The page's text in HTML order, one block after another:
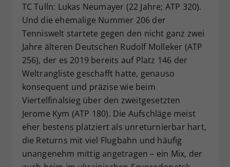
TC Tulln: Lukas Neumayer (22 Jahre; ATP 320).
Und die ehemalige Nummer 206 der
Tenniswelt startete gegen den nicht ganz zwei
Jahre älteren Deutschen Rudolf Molleker (ATP
256), der es 2019 bereits auf Platz 146 der
Weltrangliste geschafft hatte, genauso
konsequent und präzise wie beim
Viertelfinalsieg über den zweitgesetzten
Jerome Kym (ATP 180). Die Aufschläge meist
eher bestens platziert als unreturnierbar hart,
die Returns mit viel Flugbahn und häufig
unangenehm mittig angetragen – ein Mix, der